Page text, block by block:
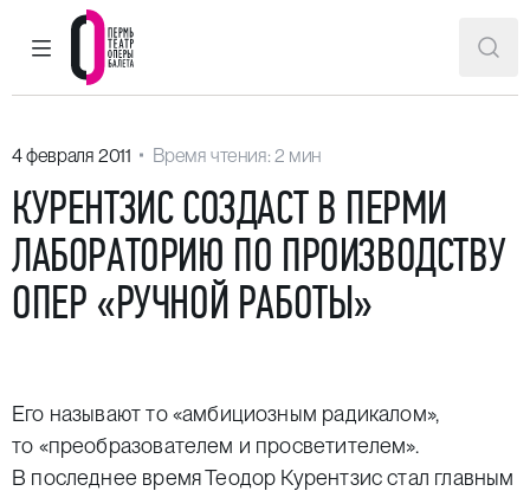
ГЛАВНОЕ МЕНЮ
Пермский театр оперы и балета
4 февраля 2011 Время чтения: 2 мин
КУРЕНТЗИС СОЗДАСТ В ПЕРМИ
ЛАБОРАТОРИЮ ПО ПРОИЗВОДСТВУ
ОПЕР «РУЧНОЙ РАБОТЫ»
Его называют то «амбициозным радикалом»,
то «преобразователем и просветителем».
В последнее время Теодор Курентзис стал главным